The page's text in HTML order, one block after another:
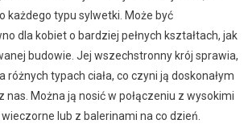
każdego typu sylwetki. Może być
dla kobiet o bardziej pełnych kształtach, jak
budowie. Jej wszechstronny krój sprawia,
różnych typach ciała, co czyni ją doskonałym
nas. Można ją nosić w połączeniu z wysokimi
lub z balerinami na co dzień.